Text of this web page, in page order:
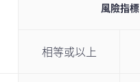
風險指標
相等或以上